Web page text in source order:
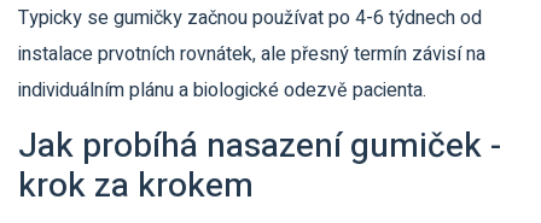
Typicky se gumičky začnou používat po 4-6 týdnech od
instalace prvotních rovnátek, ale přesný termín závisí na
individuálním plánu a biologické odezvě pacienta.
Jak probíhá nasazení gumiček -
krok za krokem